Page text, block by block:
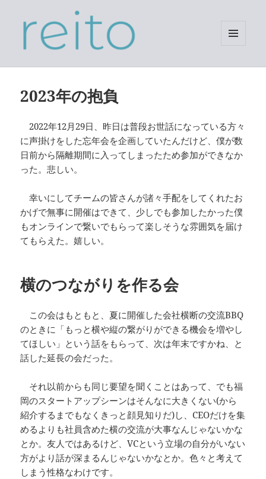
2023年の抱負
2022年12月29日、昨日は普段お世話になっている方々
に声掛けをした忘年会を企画していたんだけど、僕が数
日前から隔離期間に入ってしまったため参加ができなか
った。悲しい。
幸いにしてチームの皆さんが諸々手配をしてくれたお
かげで無事に開催はできて、少しでも参加したかった僕
もオンラインで繋いでもらって楽しそうな雰囲気を届け
てもらえた。嬉しい。
横のつながりを作る会
この会はもともと、夏に開催した会社横断の交流BBQ
のときに「もっと横や縦の繋がりができる機会を増やし
てほしい」という話をもらって、次は年末ですかね、と
話した延長の会だった。
それ以前からも同じ要望を聞くことはあって、でも福
岡のスタートアップシーンはそんなに大きくない(から
紹介するまでもなくきっと顔見知りだ)し、CEOだけを集
めるよりも社員含めた横の交流が大事なんじゃないかな
とか。友人ではあるけど、VCという立場の自分がいない
方がより話が深まるんじゃないかなとか。色々と考えて
しまう性格なわけです。